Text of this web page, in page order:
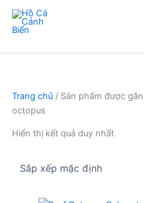
Nhảy
Trang chủ / Sản phẩm được
octopus
Hiển thị kết quả duy nhất